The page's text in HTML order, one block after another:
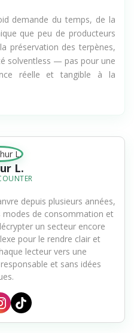
demande du temps, de la
que peu de producteurs
préservation des terpènes,
solventless — pas pour une
réelle et tangible à la
L.
depuis plusieurs années,
modes de consommation et
un secteur encore
pour le rendre clair et
lecteur vers une
et sans idées